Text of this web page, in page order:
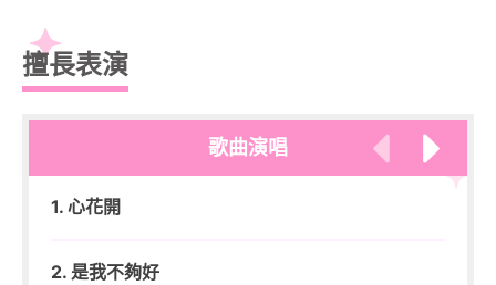
擅長表演
歌曲演唱
1. 心花開
2. 是我不夠好